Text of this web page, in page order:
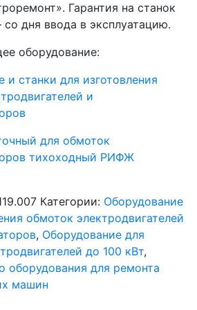
Гарантия на станок
дня ввода в эксплуатацию.
оборудование:
и станки для изготовления
и
для обмоток
тихоходный РИФЖ
Категории: Оборудование
обмоток электродвигателей
, Оборудование для
до 100 кВт,
оборудования для ремонта
машин